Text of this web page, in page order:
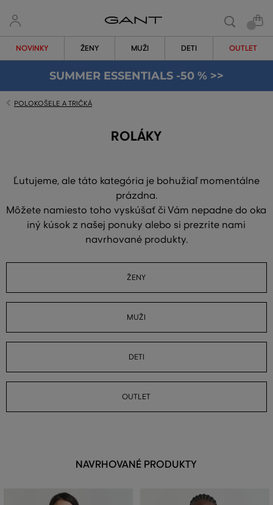
NOVINKY ŽENY MUŽI DETI OUTLET
SUMMER ESSENTIALS -50 % >>
POLOKOŠELE A TRIČKÁ
ROLÁKY
Ľutujeme, ale táto kategória je bohužiaľ momentálne
prázdna.
Môžete namiesto toho vyskúšať či Vám nepadne do oka
iný kúsok z našej ponuky alebo si prezrite nami
navrhované produkty.
ŽENY
MUŽI
DETI
OUTLET
NAVRHOVANÉ PRODUKTY